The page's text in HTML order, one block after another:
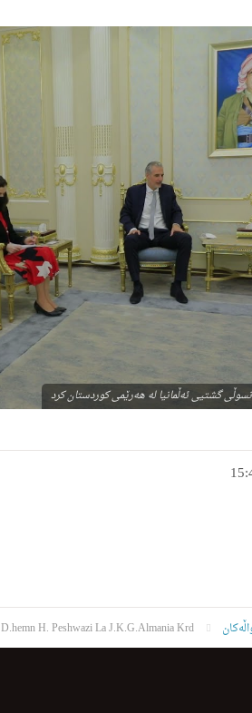
گشتیی ئه‌ڵمانیا له‌ هه‌رێمی كوردستان كرد
D.hemn H. Peshwazi La J.K.G.Almania Krd